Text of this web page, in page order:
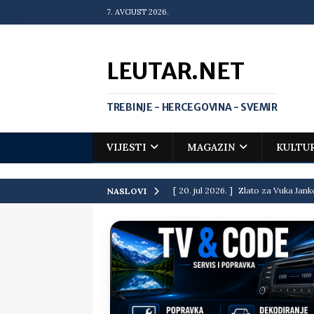
7. AVGUST 2026.
LEUTAR.NET
TREBINJE - HERCEGOVINA - SVEMIR
VIJESTI MAGAZIN
NASLOVI [ 20. jul 2026. ] Zlato za Vuka
[ 19. jul 2026. ] Da li i obraz ima
[ 16. jul 2026. ] Mile će da ti
[ 16. jul 2026. ] Krediti i dugovi
[ 15. jul 2026. ] Politički potres u